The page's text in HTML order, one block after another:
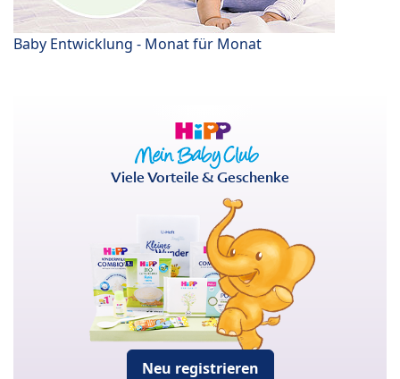
Baby Entwicklung - Monat für Monat
Viele Vorteile & Geschenke
Neu registrieren